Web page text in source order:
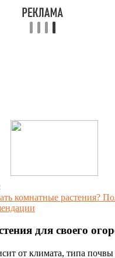
комнатные растения?
для своего
от климата, типа